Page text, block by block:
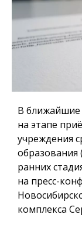
В ближайшие
на этапе
учреждения
образования
ранних
на пресс-
комплекса